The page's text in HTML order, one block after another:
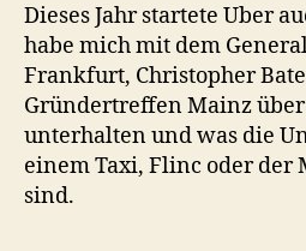
Dieses Jahr startete Uber
habe mich mit dem
Frankfurt, Christopher
Gründertreffen Mainz
unterhalten und was die
einem Taxi, Flinc oder
sind.